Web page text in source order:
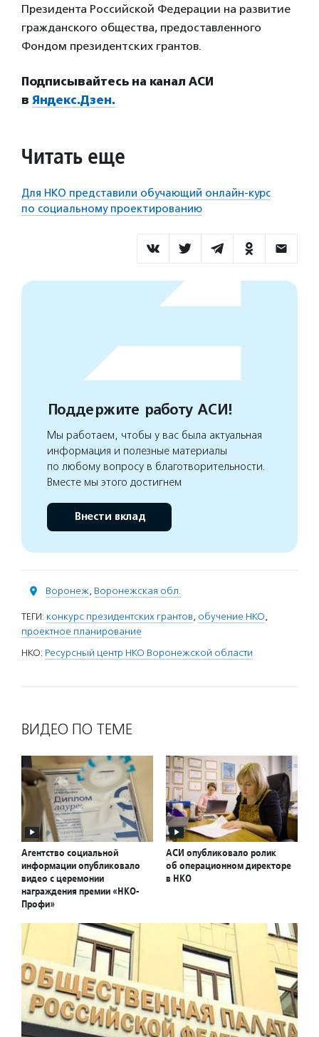
Президента Российской Федерации на развитие
гражданского общества, предоставленного
Фондом президентских грантов.
Подписывайтесь на канал АСИ
в Яндекс.Дзен.
Читать еще
Для НКО представили обучающий онлайн-курс
по социальному проектированию
Поддержите работу АСИ!
Мы работаем, чтобы у вас была актуальная
информация и полезные материалы
по любому вопросу в благотворительности.
Вместе мы этого достигнем
Внести вклад
Воронеж, Воронежская обл.
ТЕГИ: конкурс президентских грантов, обучение НКО,
проектное планирование
НКО: Ресурсный центр НКО Воронежской области
ВИДЕО ПО ТЕМЕ
Агентство социальной
информации опубликовало
видео с церемонии
награждения премии «НКО-
Профи»
АСИ опубликовало ролик
об операционном директоре
в НКО